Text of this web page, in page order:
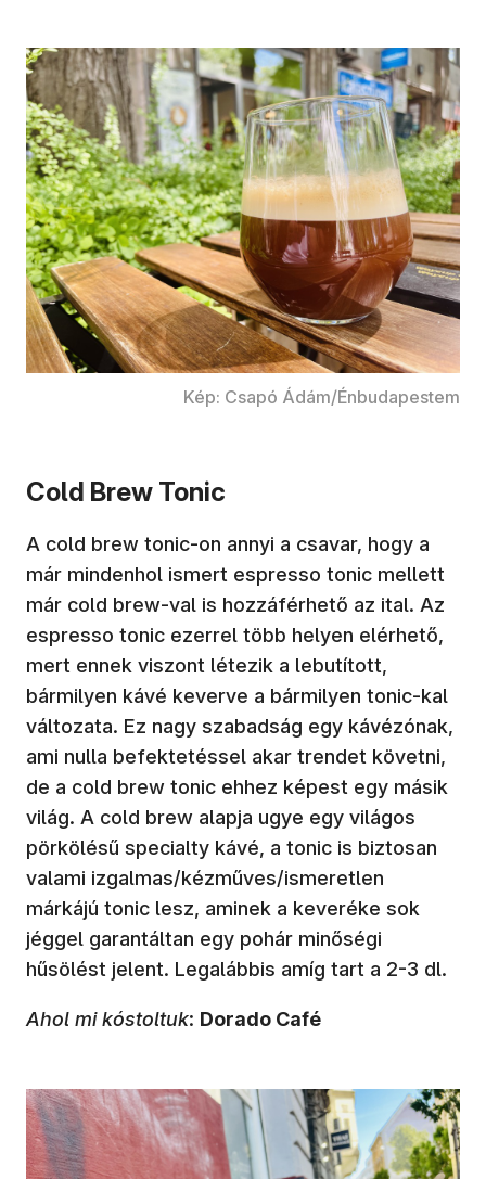
Kép: Csapó Ádám/Énbudapestem
Cold Brew Tonic
A cold brew tonic-on annyi a csavar, hogy a
már mindenhol ismert espresso tonic mellett
már cold brew-val is hozzáférhető az ital. Az
espresso tonic ezerrel több helyen elérhető,
mert ennek viszont létezik a lebutított,
bármilyen kávé keverve a bármilyen tonic-kal
változata. Ez nagy szabadság egy kávézónak,
ami nulla befektetéssel akar trendet követni,
de a cold brew tonic ehhez képest egy másik
világ. A cold brew alapja ugye egy világos
pörkölésű specialty kávé, a tonic is biztosan
valami izgalmas/kézműves/ismeretlen
márkájú tonic lesz, aminek a keveréke sok
jéggel garantáltan egy pohár minőségi
hűsölést jelent. Legalábbis amíg tart a 2-3 dl.
Ahol mi kóstoltuk: Dorado Café